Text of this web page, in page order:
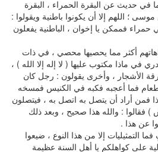
في حديث عن البقرة الحمراء ، البقرة
؛ اللهم إلا أن يكونوا باطنية ويقولوا :
فممكن يا إخوان ، الباطنية يفعلون
أكثر مما يحصيها محصي ، في ذات
في ماذا مكتوب عليها ( لا إله إلا الله ) ،
الأشجار ، وأخرى يقولون : رجل كان
فما أعجبه فكبه في الكنيس فمسخه
فمن أراد أن يتصل به اتصل به ، فيتصلون
: والله هذا صحيح ، وبعد ذلك
عن هذا .
التمثيليات إلا من هذا النوع ، ضيعوا
على كواهلكم يا أهل السنة عظيمة